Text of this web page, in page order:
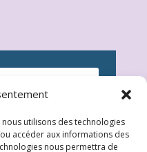
utilisons des technologies
accéder aux informations des
nous permettra de